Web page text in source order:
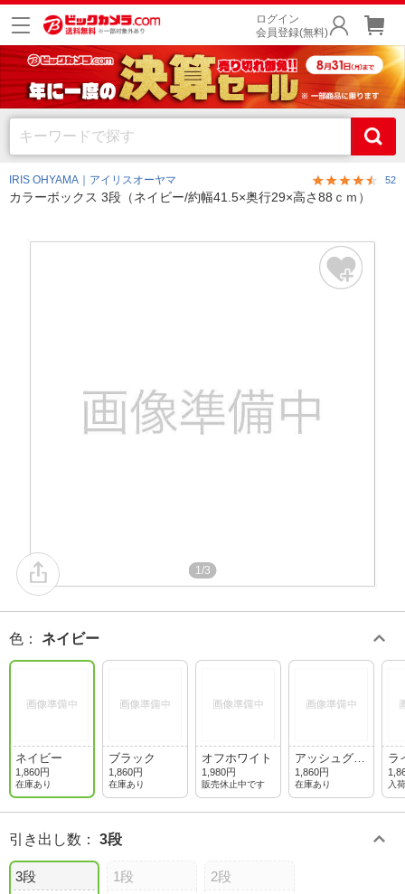
ログイン
会員登録(無料)
IRIS OHYAMA｜アイリスオーヤマ 52
カラーボックス 3段（ネイビー/約幅41.5×奥行29×高さ88ｃｍ）
1/3
色 ： ネイビー
ネイビー
1,860円
在庫あり
ブラック
1,860円
在庫あり
オフホワイト
1,980円
販売休止中です
アッシュグレ
ー
1,860円
在庫あり
ラ
入
引き出し数 ： 3段
3段 1段 2段